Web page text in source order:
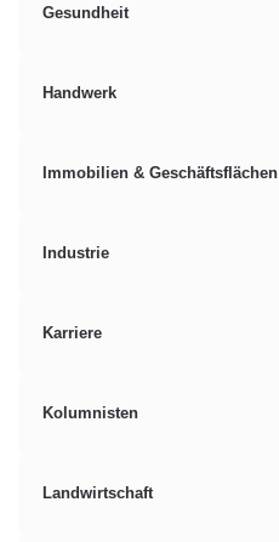
Orginal-Meldung:
PDA
Gesundheit
Handwerk
Immobilien & Geschäftsflächen
Industrie
Karriere
Kolumnisten
Landwirtschaft